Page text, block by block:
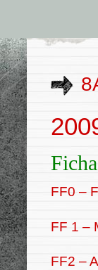
FF0 –
FF 1 –
FF2 –